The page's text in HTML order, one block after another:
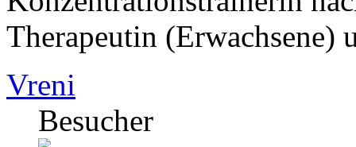
Therapeutin
Vreni
Besucher